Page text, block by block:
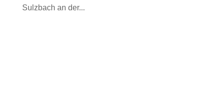
Sulzbach an der...